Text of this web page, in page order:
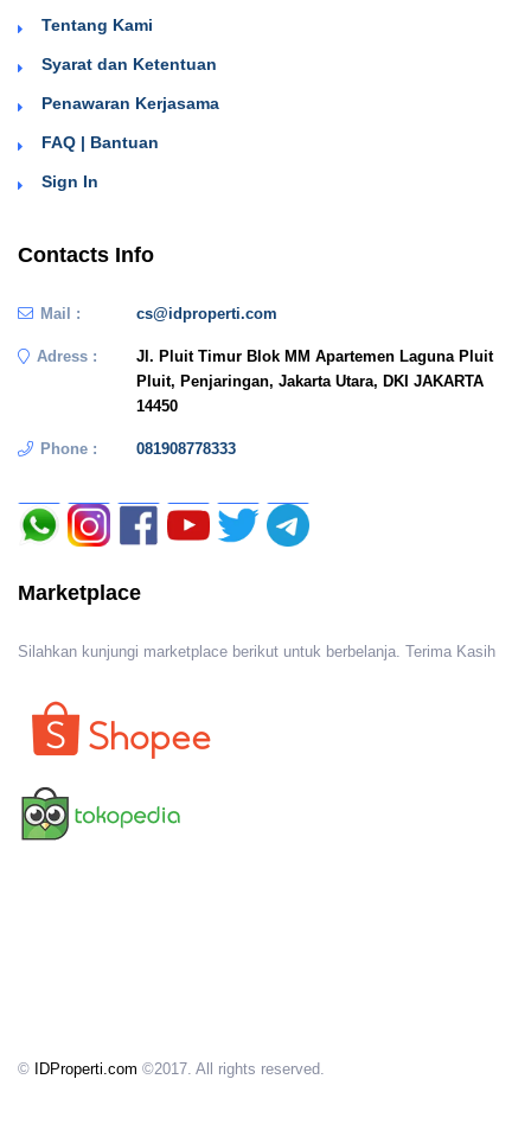
Tentang Kami
Syarat dan Ketentuan
Penawaran Kerjasama
FAQ | Bantuan
Sign In
Contacts Info
Mail : cs@idproperti.com
Adress :
Jl. Pluit Timur Blok MM Apartemen Laguna Pluit
Pluit, Penjaringan, Jakarta Utara, DKI JAKARTA
14450
Phone : 081908778333
Marketplace
Silahkan kunjungi marketplace berikut untuk berbelanja. Terima Kasih
© IDProperti.com ©2017. All rights reserved.